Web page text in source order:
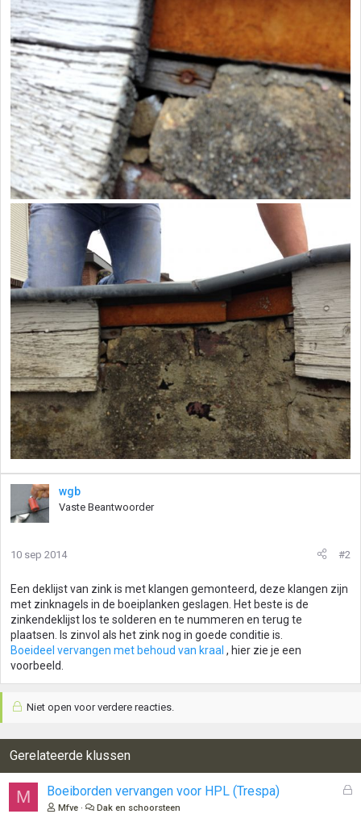
wgb
Vaste Beantwoorder
10 sep 2014 #2
Een deklijst van zink is met klangen gemonteerd, deze klangen zijn
met zinknagels in de boeiplanken geslagen. Het beste is de
zinkendeklijst los te solderen en te nummeren en terug te
plaatsen. Is zinvol als het zink nog in goede conditie is.
Boeideel vervangen met behoud van kraal , hier zie je een
voorbeeld.
Niet open voor verdere reacties.
Gerelateerde klussen
M
G
Boeiborden vervangen voor HPL (Trespa)
Mfve Dak en schoorsteen